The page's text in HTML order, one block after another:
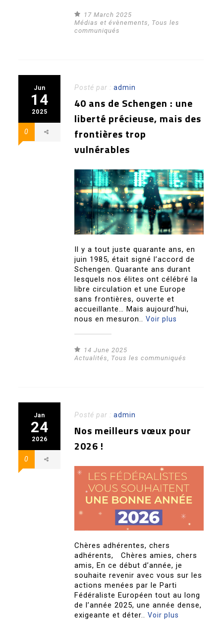
17 March 2025
Médias et évènements, Tous les
communiqués
Jun
14
2025
0
Posté par :admin
40 ans de Schengen : une
liberté précieuse, mais des
frontières trop
vulnérables
Il y a tout juste quarante ans, en
juin 1985, était signé l’accord de
Schengen. Quarante ans durant
lesquels nos élites ont célébré la
libre circulation et une Europe
sans frontières, ouverte et
accueillante… Mais aujourd’hui,
nous en mesuron..Voir plus
14 June 2025
Actualités
Tous les communiqués
Jan
24
2026
0
Posté par :admin
Nos meilleurs vœux pour
2026 !
Chères adhérentes, chers
adhérents, Chères amies, chers
amis, En ce début d’année, je
souhaite revenir avec vous sur les
actions menées par le Parti
Fédéraliste Européen tout au long
de l’année 2025, une année dense,
exigeante et déter..Voir plus